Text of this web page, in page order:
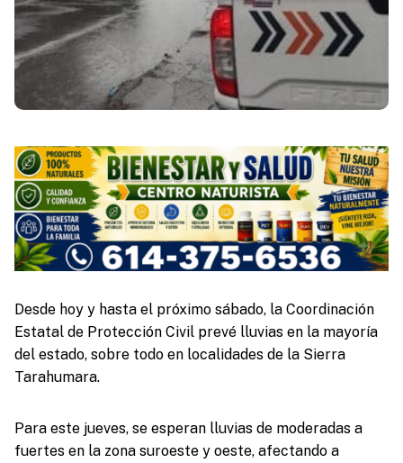
Desde hoy y hasta el próximo sábado, la Coordinación
Estatal de Protección Civil prevé lluvias en la mayoría
del estado, sobre todo en localidades de la Sierra
Tarahumara.
Para este jueves, se esperan lluvias de moderadas a
fuertes en la zona suroeste y oeste, afectando a